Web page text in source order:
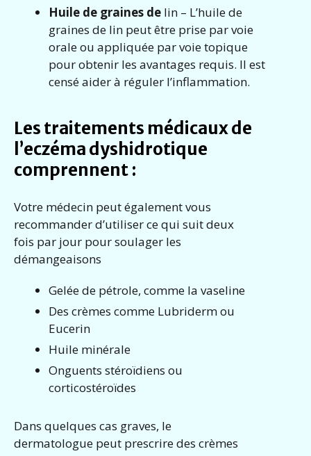
Huile de graines de lin – L’huile de
graines de lin peut être prise par voie
orale ou appliquée par voie topique
pour obtenir les avantages requis. Il est
censé aider à réguler l’inflammation.
Les traitements médicaux de
l’eczéma dyshidrotique
comprennent :
Votre médecin peut également vous
recommander d’utiliser ce qui suit deux
fois par jour pour soulager les
démangeaisons
Gelée de pétrole, comme la vaseline
Des crèmes comme Lubriderm ou
Eucerin
Huile minérale
Onguents stéroïdiens ou
corticostéroïdes
Dans quelques cas graves, le
dermatologue peut prescrire des crèmes